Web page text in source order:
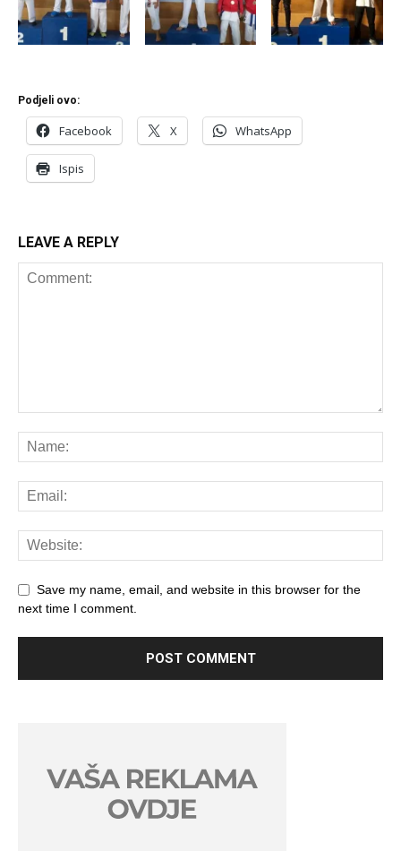
Podjeli ovo:
Facebook X WhatsApp
Ispis
LEAVE A REPLY
Save my name, email, and website in this browser for the
next time I comment.